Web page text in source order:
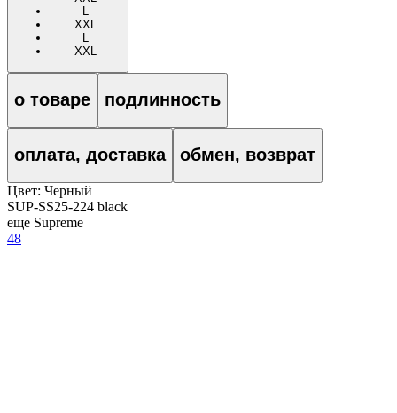
L
XXL
L
XXL
о товаре подлинность
оплата, доставка обмен, возврат
Цвет: Черный
SUP-SS25-224 black
еще Supreme
48